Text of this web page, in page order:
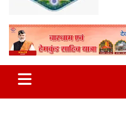
Khabar Bhumi